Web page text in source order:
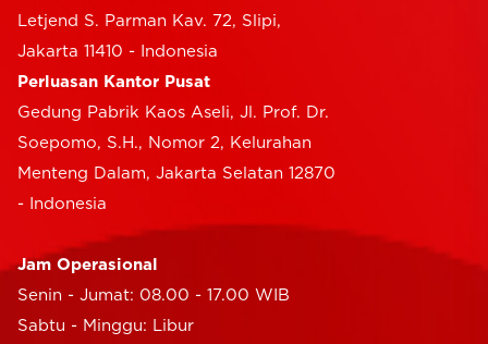
Letjend S. Parman Kav. 72, Slipi,
Jakarta 11410 - Indonesia
Perluasan Kantor Pusat
Gedung Pabrik Kaos Aseli, Jl. Prof. Dr.
Soepomo, S.H., Nomor 2, Kelurahan
Menteng Dalam, Jakarta Selatan 12870
- Indonesia
Jam Operasional
Senin - Jumat: 08.00 - 17.00 WIB
Sabtu - Minggu: Libur